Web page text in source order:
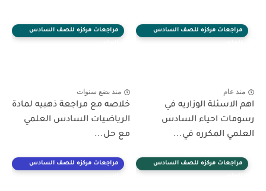
مراجعات مركزه للصف السادس
منذ عام
اهم الاسئلة الوزاريه في
رسومات احياء السادس
العلمي المكرره في...
مراجعات مركزه للصف السادس
منذ بضع سنوات
خلاصه مع مراجعة ذهبيه لمادة
الرياضيات السادس العلمي
مع حل...
مراجعات مركزه للصف السادس
مراجعات مركزه للصف السادس